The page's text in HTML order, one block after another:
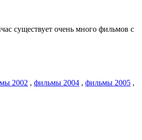
существует очень много фильмов с
2002 , фильмы 2004 , фильмы 2005 ,